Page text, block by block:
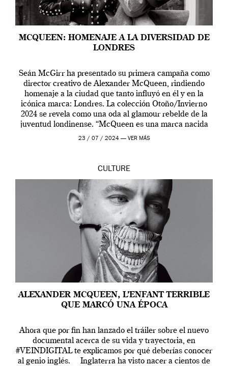
MCQUEEN: HOMENAJE A LA DIVERSIDAD DE
LONDRES
Seán McGirr ha presentado su primera campaña como
director creativo de Alexander McQueen, rindiendo
homenaje a la ciudad que tanto influyó en él y en la
icónica marca: Londres. La colección Otoño/Invierno
2024 se revela como una oda al glamour rebelde de la
juventud londinense. “McQueen es una marca nacida
en Londres y siempre ha […]
23 / 07 / 2024 — VER MÁS
CULTURE
ALEXANDER MCQUEEN, L’ENFANT TERRIBLE
QUE MARCÓ UNA ÉPOCA
Ahora que por fin han lanzado el tráiler sobre el nuevo
documental acerca de su vida y trayectoria, en
#VEINDIGITAL te explicamos por qué deberías conocer
al genio inglés. Inglaterra ha visto nacer a cientos de